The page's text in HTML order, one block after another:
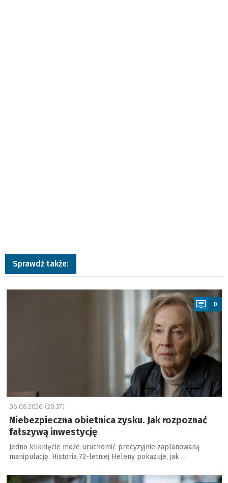
Sprawdź także:
a
0
06.08.2026 (20:37)
Niebezpieczna obietnica zysku. Jak rozpoznać
fałszywą inwestycję
Jedno kliknięcie może uruchomić precyzyjnie zaplanowaną
manipulację. Historia 72-letniej Heleny pokazuje, jak …
a